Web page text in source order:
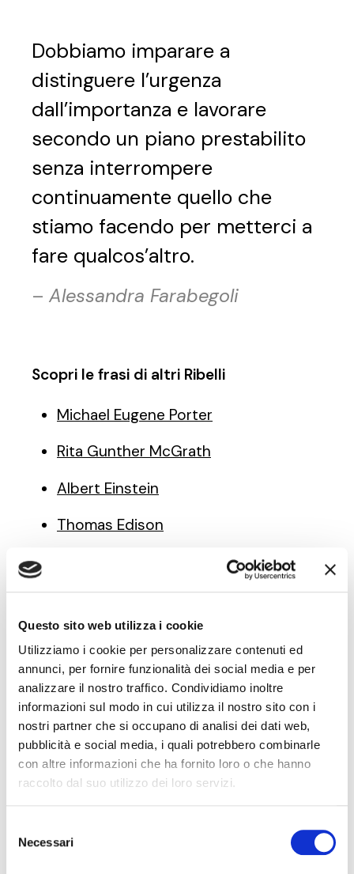
Questo sito web utilizza i cookie
Utilizziamo i cookie per personalizzare contenuti ed
annunci, per fornire funzionalità dei social media e per
analizzare il nostro traffico. Condividiamo inoltre
informazioni sul modo in cui utilizza il nostro sito con i
nostri partner che si occupano di analisi dei dati web,
pubblicità e social media, i quali potrebbero combinarle
con altre informazioni che ha fornito loro o che hanno
raccolto dal suo utilizzo dei loro servizi.
delNecessari
Dobbiamo imparare a
distinguere l’urgenza
dall’importanza e lavorare
secondo un piano prestabilito
senza interrompere
continuamente quello che
stiamo facendo per metterci a
fare qualcos’altro.
– Alessandra Farabegoli
Scopri le frasi di altri Ribelli
Michael Eugene Porter
Rita Gunther McGrath
Albert Einstein
Thomas Edison
Note di innovazione
pratica — newsletter
Modelli, metodi e strumenti per fare innovazione
con obiettivi di crescita, nella forma in cui li usiamo nei
laboratori di pratica con le PMI: applicabili con le
Nome*